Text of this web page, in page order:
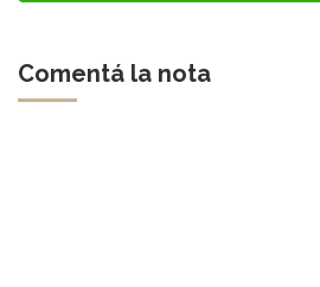
Comentá la nota